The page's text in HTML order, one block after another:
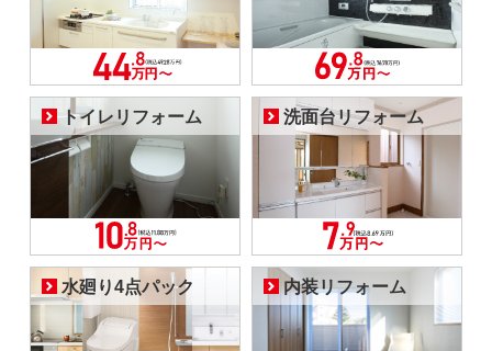
トイレリフォーム 洗面台リフォーム
水廻り4点パック 内装リフォーム